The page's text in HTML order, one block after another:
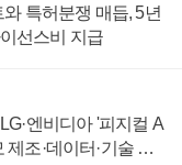
특허분쟁 매듭, 5년
선스비 지급
엔비디아 '피지컬 A
제조·데이터·기술 결